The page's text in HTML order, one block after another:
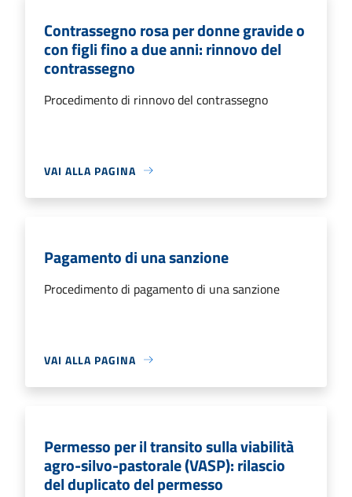
Contrassegno rosa per donne gravide o
con figli fino a due anni: rinnovo del
contrassegno
Procedimento di rinnovo del contrassegno
VAI ALLA PAGINA
Pagamento di una sanzione
Procedimento di pagamento di una sanzione
VAI ALLA PAGINA
Permesso per il transito sulla viabilità
agro-silvo-pastorale (VASP): rilascio
del duplicato del permesso